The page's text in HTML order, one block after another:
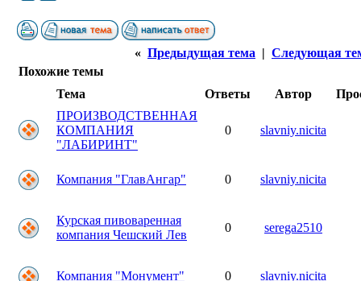
« Предыдущая тема | Следующая
Похожие темы
Тема
Ответы Автор
ПРОИЗВОДСТВЕННАЯ
КОМПАНИЯ
"ЛАБИРИНТ"
0 slavniy.nicita
Компания "ГлавАнгар" 0 slavniy.nicita
Курская пивоваренная
компания Чешский Лев
0 serega2510
Компания "Монумент" 0 slavniy.nicita